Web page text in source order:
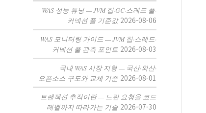
WAS 성능 튜닝 — JVM 힙·GC·스레드 풀·
커넥션 풀 기준값 2026-08-06
WAS 모니터링 가이드 — JVM 힙·스레드·
커넥션 풀 관측 포인트 2026-08-03
국내 WAS 시장 지형 — 국산·외산·
오픈소스 구도와 교체 기준 2026-08-01
트랜잭션 추적이란 — 느린 요청을 코드
레벨까지 따라가는 기술 2026-07-30